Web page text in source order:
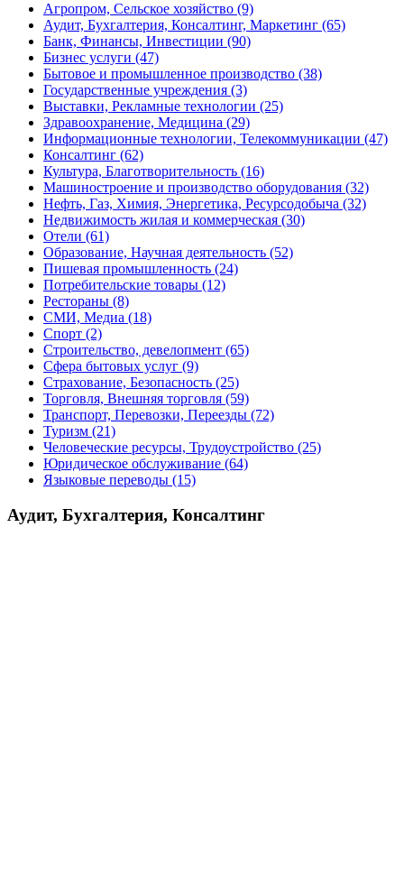
Агропром, Сельское хозяйство (9)
Аудит, Бухгалтерия, Консалтинг, Маркетинг (65)
Банк, Финансы, Инвестиции (90)
Бизнес услуги (47)
Бытовое и промышленное производство (38)
Государственные учреждения (3)
Выставки, Рекламные технологии (25)
Здравоохранение, Медицина (29)
Информационные технологии, Телекоммуникации (47)
Консалтинг (62)
Культура, Благотворительность (16)
Машиностроение и производство оборудования (32)
Нефть, Газ, Химия, Энергетика, Ресурсодобыча (32)
Недвижимость жилая и коммерческая (30)
Отели (61)
Образование, Научная деятельность (52)
Пишевая промышленность (24)
Потребительские товары (12)
Рестораны (8)
СМИ, Медиа (18)
Спорт (2)
Строительство, девелопмент (65)
Сфера бытовых услуг (9)
Страхование, Безопасность (25)
Торговля, Внешняя торговля (59)
Транспорт, Перевозки, Переезды (72)
Туризм (21)
Человеческие ресурсы, Трудоустройство (25)
Юридическое обслуживание (64)
Языковые переводы (15)
Аудит, Бухгалтерия, Консалтинг